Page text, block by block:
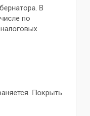
В
по
Покрыть